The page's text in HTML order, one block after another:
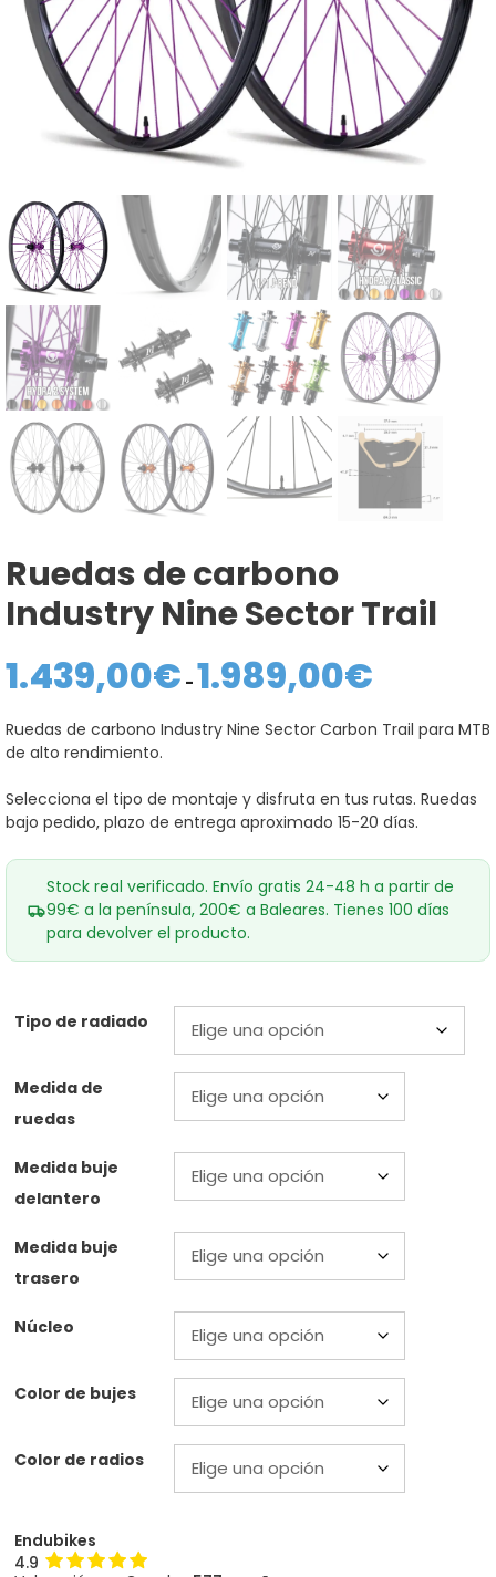
Ruedas de carbono
Industry Nine Sector Trail
1.439,00€ - 1.989,00€
desde
1.439,00€
Ruedas de carbono Industry Nine Sector Carbon Trail para MTB
de alto rendimiento.
Selecciona el tipo de montaje y disfruta en tus rutas. Ruedas
bajo pedido, plazo de entrega aproximado 15-20 días.
Stock real verificado. Envío gratis 24-48 h a partir de
99€ a la península, 200€ a Baleares. Tienes 100 días
para devolver el producto.
Tipo de radiado
Medida de
ruedas
Medida buje
delantero
Medida buje
trasero
Núcleo
Color de bujes
Color de radios
Endubikes
4.9